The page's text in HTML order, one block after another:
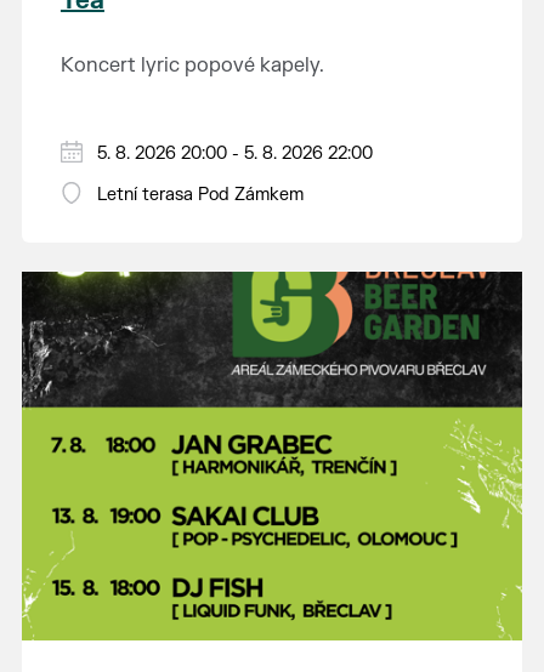
Koncert lyric popové kapely.
5. 8. 2026 20:00 - 5. 8. 2026 22:00
Letní terasa Pod Zámkem